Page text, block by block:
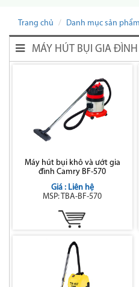
Trang chủ Danh mục sản phẩm
MÁY HÚT BỤI GIA ĐÌNH
Máy hút bụi khô và ướt gia
đình Camry BF-570
Giá : Liên hệ
MSP: TBA-BF-570